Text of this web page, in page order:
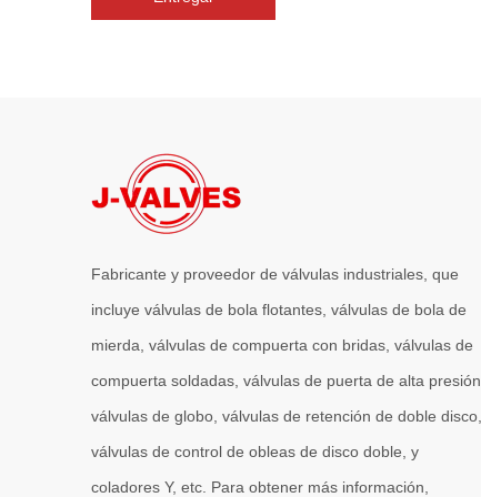
Fabricante y proveedor de válvulas industriales, que
incluye válvulas de bola flotantes, válvulas de bola de
mierda, válvulas de compuerta con bridas, válvulas de
compuerta soldadas, válvulas de puerta de alta presión,
válvulas de globo, válvulas de retención de doble disco,
válvulas de control de obleas de disco doble, y
coladores Y, etc. Para obtener más información,